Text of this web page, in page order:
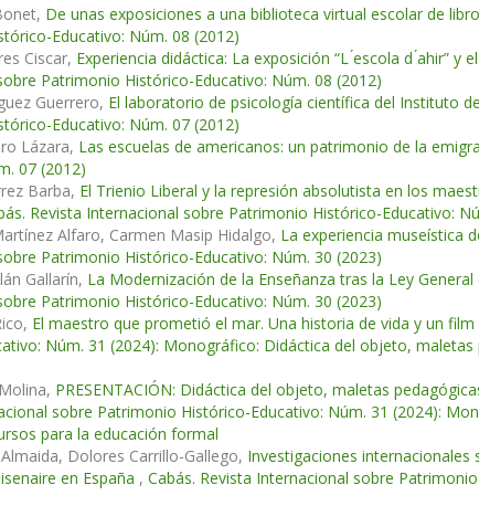
De unas exposiciones a una biblioteca virtual escolar de
Educativo: Núm. 08 (2012)
Ciscar, Experiencia didáctica: La exposición “L ́escola d ́ahir” y
Patrimonio Histórico-Educativo: Núm. 08 (2012)
Guerrero, El laboratorio de psicología científica del Instituto
Educativo: Núm. 07 (2012)
Lázara, Las escuelas de americanos: un patrimonio de la
07 (2012)
Barba, El Trienio Liberal y la represión absolutista en los
Revista Internacional sobre Patrimonio Histórico-Educativo:
Alfaro, Carmen Masip Hidalgo, La experiencia museística
Patrimonio Histórico-Educativo: Núm. 30 (2023)
Gallarín, La Modernización de la Enseñanza tras la Ley
Patrimonio Histórico-Educativo: Núm. 30 (2023)
El maestro que prometió el mar. Una historia de vida y un
Núm. 31 (2024): Monográfico: Didáctica del objeto,
PRESENTACIÓN: Didáctica del objeto, maletas
sobre Patrimonio Histórico-Educativo: Núm. 31 (2024):
para la educación formal
Dolores Carrillo-Gallego, Investigaciones
en España , Cabás. Revista Internacional sobre